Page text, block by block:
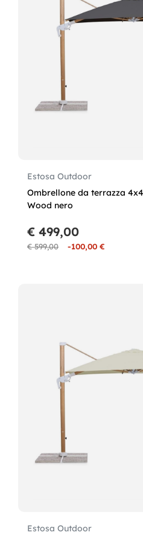
Estosa Outdoor
Ombrellone da terrazza
Wood nero
€ 599,00 -100,00 €
€ 499,00
Estosa Outdoor